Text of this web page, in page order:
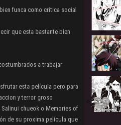
funca como critica social
que esta bastante bien
a trabajar
esta película pero para
y terror groso
chueok o Memories of
de su proxima película que